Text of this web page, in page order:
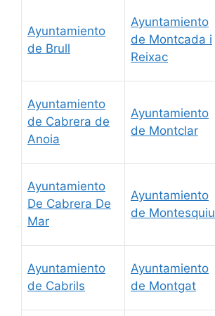
Ayuntamiento
de Brull
Ayuntamiento
de Montcada i
Reixac
Ayuntamiento
de Cabrera de
Anoia
Ayuntamiento
de Montclar
Ayuntamiento
De Cabrera De
Mar
Ayuntamiento
de Montesquiu
Ayuntamiento
de Cabrils
Ayuntamiento
de Montgat